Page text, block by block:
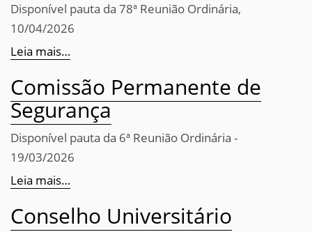
Disponível pauta da 78ª Reunião Ordinária,
10/04/2026
Leia mais…
Comissão Permanente de
Segurança
Disponível pauta da 6ª Reunião Ordinária -
19/03/2026
Leia mais…
Conselho Universitário